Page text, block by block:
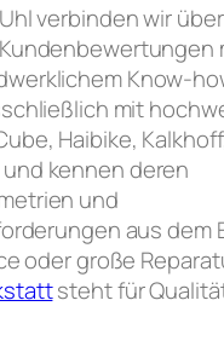
verbinden wir über
Know-
mit
Haibike,
kennen deren
und
aus dem
oder große
steht für